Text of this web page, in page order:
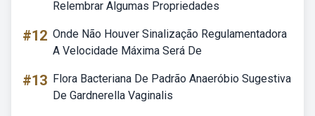
Relembrar Algumas Propriedades
#12 Onde Não Houver Sinalização Regulamentadora
A Velocidade Máxima Será De
#13 Flora Bacteriana De Padrão Anaeróbio Sugestiva
De Gardnerella Vaginalis